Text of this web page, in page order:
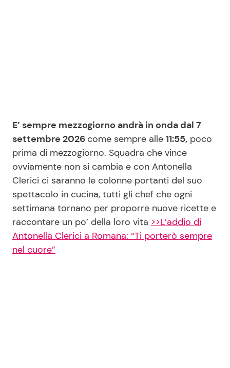
Contattaci
Privacy Policy
E’ sempre mezzogiorno andrà in onda dal 7
settembre 2026 come sempre alle 11:55, poco
prima di mezzogiorno. Squadra che vince
ovviamente non si cambia e con Antonella
Clerici ci saranno le colonne portanti del suo
spettacolo in cucina, tutti gli chef che ogni
settimana tornano per proporre nuove ricette e
raccontare un po’ della loro vita >>L’addio di
Antonella Clerici a Romana: “Ti porterò sempre
nel cuore”